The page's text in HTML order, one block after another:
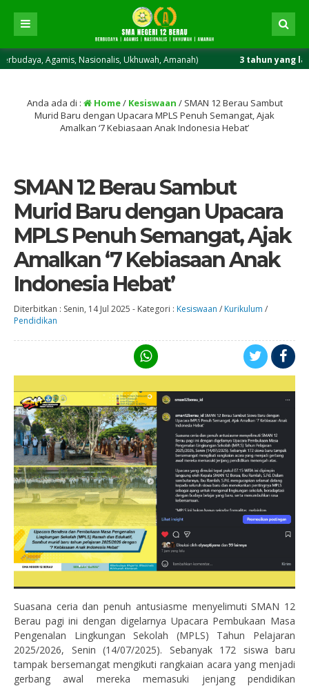
Nasionalis, Ukhuwah, Amanah) 3 tahun yang lalu/ SMA
Anda ada di : Home/ Kesiswaan / SMAN 12 Berau Sambut
Murid Baru dengan Upacara MPLS Penuh Semangat, Ajak
Amalkan ‘7 Kebiasaan Anak Indonesia Hebat’
SMAN 12 Berau Sambut
Murid Baru dengan Upacara
MPLS Penuh Semangat, Ajak
Amalkan ‘7 Kebiasaan Anak
Indonesia Hebat’
Diterbitkan : Senin, 14 Jul 2025 - Kategori : Kesiswaan / Kurikulum /
Pendidikan
Suasana ceria dan penuh antusiasme menyelimuti SMAN 12
Berau pagi ini dengan digelarnya Upacara Pembukaan Masa
Pengenalan Lingkungan Sekolah (MPLS) Tahun Pelajaran
2025/2026, Senin (14/07/2025). Sebanyak 172 siswa baru
tampak bersemangat mengikuti rangkaian acara yang menjadi
gerbang awal mereka memasuki jenjang pendidikan